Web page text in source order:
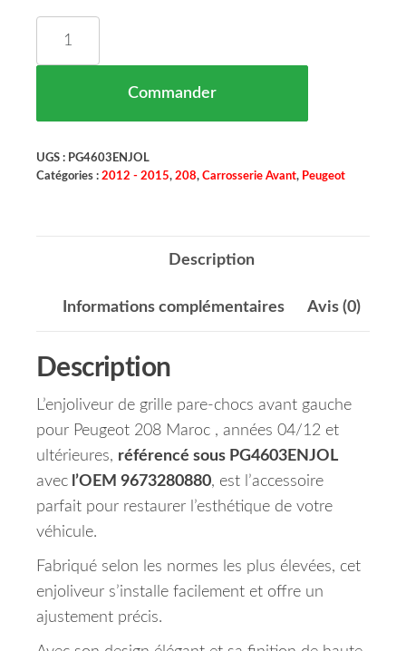
Commander
UGS : PG4603ENJOL
Catégories : 2012 - 2015, 208, Carrosserie Avant, Peugeot
Description
Informations complémentaires Avis (0)
Description
L’enjoliveur de grille pare-chocs avant gauche
pour Peugeot 208 Maroc , années 04/12 et
ultérieures, référencé sous PG4603ENJOL
avec l’OEM 9673280880, est l’accessoire
parfait pour restaurer l’esthétique de votre
véhicule.
Fabriqué selon les normes les plus élevées, cet
enjoliveur s’installe facilement et offre un
ajustement précis.